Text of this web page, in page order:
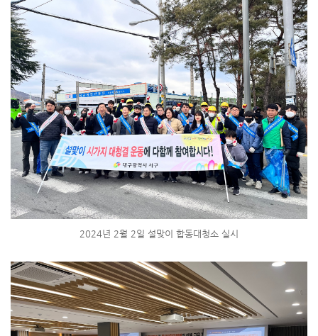
2024년 2월 2일 설맞이 합동대청소 실시